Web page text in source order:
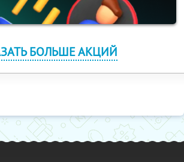
БОЛЬШЕ АКЦИЙ